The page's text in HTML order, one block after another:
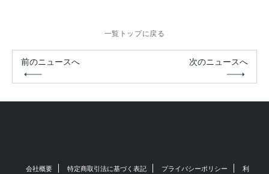
一覧トップに戻る
前のニュースへ 次のニュースへ
会社概要 特定商取引法に基づく表記 プライバシーポリシー
利